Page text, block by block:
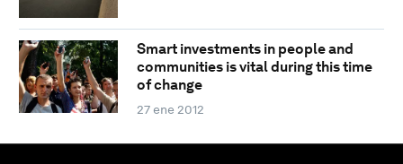
Smart investments in people and
communities is vital during this time
of change
27 ene 2012